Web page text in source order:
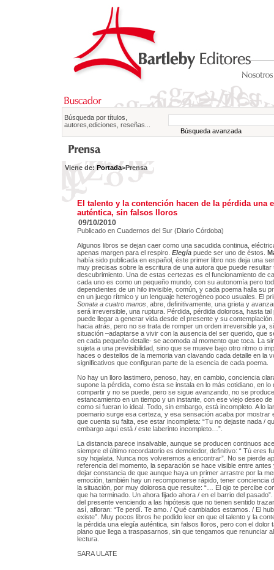
Búsqueda por títulos,
autores,ediciones, reseñas...
Búsqueda avanzada
Viene de: Portada>Prensa
El talento y la contención hacen de la pérdida una
auténtica, sin falsos lloros
09/10/2010
Publicado en Cuadernos del Sur (Diario Córdoba)
Algunos libros se dejan caer como una sacudida continua,
apenas margen para el respiro. Elegía puede ser uno de éstos.
había sido publicada en español, éste primer libro nos deja una
muy precisas sobre la escritura de una autora que puede resultar
descubrimiento. Una de estas certezas es el funcionamiento de
cada uno es como un pequeño mundo, con su autonomía pero
dependientes de un hilo invisible, común, y cada poema halla su
en un juego rítmico y un lenguaje heterogéneo poco usuales. El
Sonata a cuatro manos, abre, definitivamente, una grieta y
será irreversible, una ruptura. Pérdida, pérdida dolorosa, hasta tal
puede llegar a generar vida desde el presente y su
hacia atrás, pero no se trata de romper un orden irreversible ya,
situación –adaptarse a vivir con la ausencia del ser querido, que
en cada pequeño detalle- se acomoda al momento que toca. La
sujeta a una previsibilidad, sino que se mueve bajo otro ritmo o
haces o destellos de la memoria van clavando cada detalle en la
significativos que configuran parte de la esencia de cada poema.
No hay un lloro lastimero, penoso, hay, en cambio, conciencia
supone la pérdida, como ésta se instala en lo más cotidiano, en lo
compartir y no se puede, pero se sigue avanzando, no se
estancamiento en un tiempo y un instante, con ese viejo deseo
como si fueran lo ideal. Todo, sin embargo, está incompleto. A lo
poemario surge esa certeza, y esa sensación acaba por mostrar
que cuenta su falta, ese estar incompleta: “Tu no dejaste nada /
embargo aquí está / este laberinto incompleto…”.
La distancia parece insalvable, aunque se producen continuos
siempre el último recordatorio es demoledor, definitivo: “ Tú eres
soy hojalata. Nunca nos volveremos a encontrar”. No se pierde
referencia del momento, la separación se hace visible entre antes
dejar constancia de que aunque haya un primer arrastre por la
emoción, también hay un recomponerse rápido, tener conciencia
la situación, por muy dolorosa que resulte: “… El ojo te percibe
que ha terminado. Un ahora fijado ahora / en el barrio del
del presente venciendo a las hipótesis que no tienen sentido
así, afloran: “Te perdí. Te amo. / Qué cambiados estamos. / El
existe”. Muy pocos libros he podido leer en que el talento y la
la pérdida una elegía auténtica, sin falsos lloros, pero con el dolor
plano que llega a traspasarnos, sin que tengamos que renunciar
lectura.
SARA ULATE